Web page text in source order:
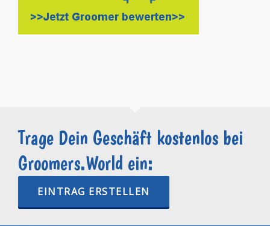
Trage Dein Geschäft kostenlos bei
Groomers.World ein:
EINTRAG ERSTELLEN